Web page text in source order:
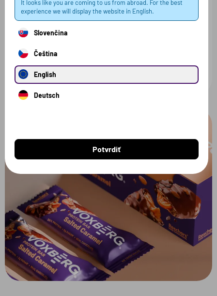
reálne kakaové maslo a je sladená bez pridaného cukru.
zážitok pri každom súste. Bez kompromisov – ako to má
byť.
It looks like you are coming to us from abroad. For the best
experience we will display the website in English.
Slovenčina
Čeština
English
Deutsch
Potvrdiť